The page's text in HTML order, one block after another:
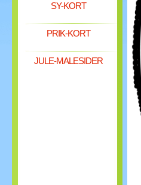
SY-KORT
PRIK-KORT
JULE-MALESIDER